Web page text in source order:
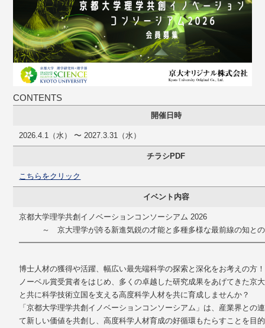
CONTENTS
開催日時
2026.4.1（水） 〜 2027.3.31（水）
チラシPDF
こちらをクリック
イベント内容
京都大学理学共創イノベーションコンソーシアム 2026
～ 京大理学が誇る新進気鋭の才能と多種多様な最前線の知と
博士人材の獲得や活躍、幅広い最先端科学の探索と深化をお考えの方！
ノーベル賞受賞者をはじめ、多くの卓越した研究成果をあげてきた京
と共に科学技術立国を支える高度科学人材を共に育成しませんか？
「京都大学理学共創イノベーションコンソーシアム」は、産業界との
て新しい価値を共創し、高度科学人材育成の好循環もたらすことを目的